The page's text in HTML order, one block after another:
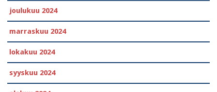
joulukuu 2024
marraskuu 2024
lokakuu 2024
syyskuu 2024